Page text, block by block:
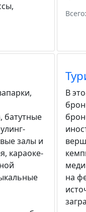
,
,
, батутные
залы и
, караоке-
В
на